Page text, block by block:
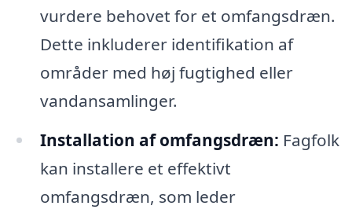
vurdere behovet for et omfangsdræn.
Dette inkluderer identifikation af
områder med høj fugtighed eller
vandansamlinger.
Installation af omfangsdræn: Fagfolk
kan installere et effektivt
omfangsdræn, som leder